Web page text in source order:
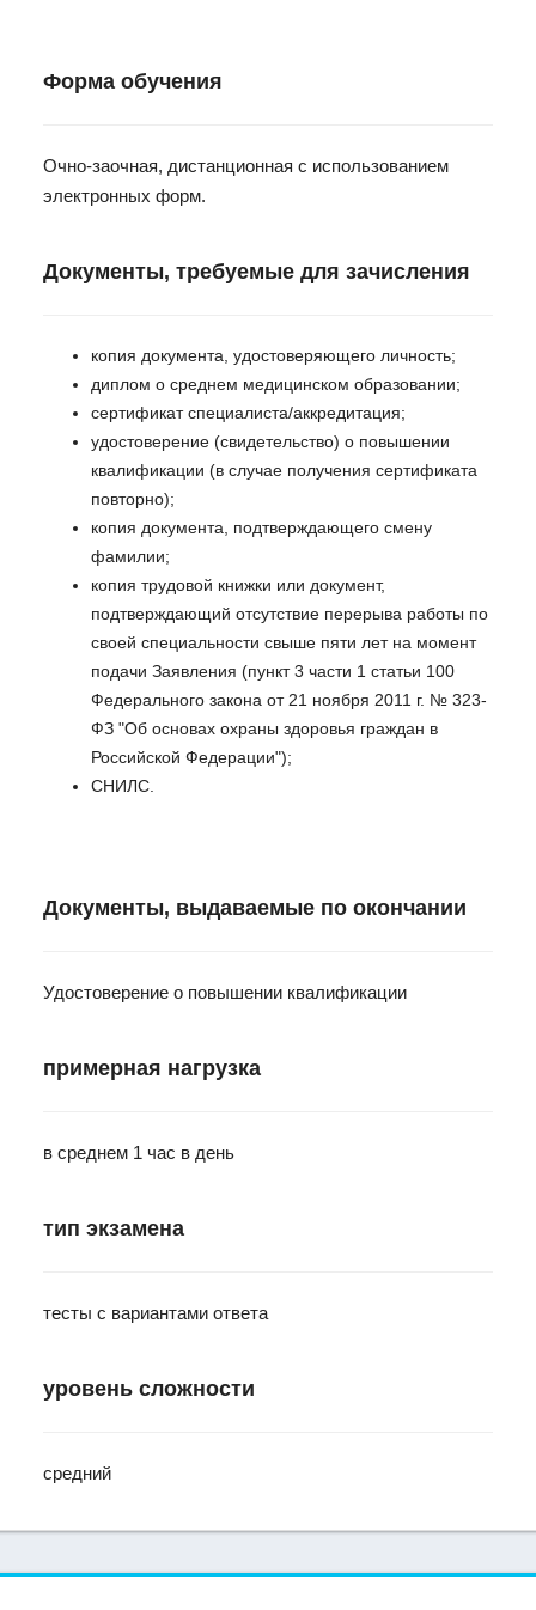
Форма обучения
Очно-заочная, дистанционная с использованием
электронных форм.
Документы, требуемые для зачисления
копия документа, удостоверяющего личность;
диплом о среднем медицинском образовании;
сертификат специалиста/аккредитация;
удостоверение (свидетельство) о повышении
квалификации (в случае получения сертификата
повторно);
копия документа, подтверждающего смену
фамилии;
копия трудовой книжки или документ,
подтверждающий отсутствие перерыва работы по
своей специальности свыше пяти лет на момент
подачи Заявления (пункт 3 части 1 статьи 100
Федерального закона от 21 ноября 2011 г. № 323-
ФЗ "Об основах охраны здоровья граждан в
Российской Федерации");
СНИЛС.
Документы, выдаваемые по окончании
Удостоверение о повышении квалификации
примерная нагрузка
в среднем 1 час в день
тип экзамена
тесты с вариантами ответа
уровень сложности
средний